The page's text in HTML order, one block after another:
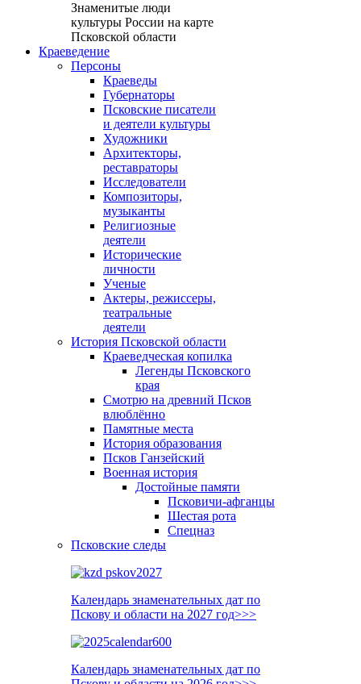
Знаменитые люди
культуры России на карте
Псковской области
Краеведение
Персоны
Краеведы
Губернаторы
Псковские писатели
и деятели культуры
Художники
Архитекторы,
реставраторы
Исследователи
Композиторы,
музыканты
Религиозные
деятели
Исторические
личности
Ученые
Актеры, режиссеры,
театральные
деятели
История Псковской области
Краеведческая копилка
Легенды Псковского
края
Смотрю на древний Псков
влюблённо
Памятные места
История образования
Псков Ганзейский
Военная история
Достойные памяти
Псковичи-афганцы
Шестая рота
Спецназ
Псковские следы
Календарь знаменательных дат по
Пскову и области на 2027 год>>>
Календарь знаменательных дат по